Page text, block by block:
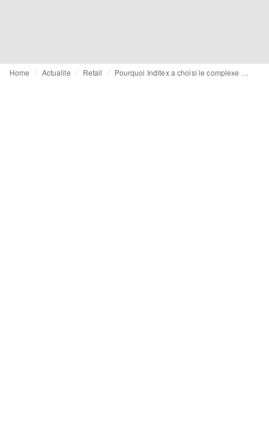
Home Actualite Retail